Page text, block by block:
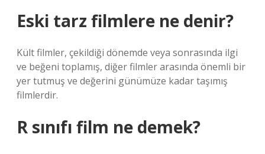
Eski tarz filmlere ne denir?
Kült filmler, çekildiği dönemde veya sonrasında ilgi
ve beğeni toplamış, diğer filmler arasında önemli bir
yer tutmuş ve değerini günümüze kadar taşımış
filmlerdir.
R sınıfı film ne demek?